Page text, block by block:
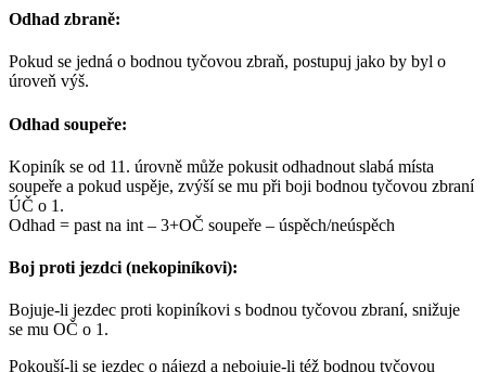
Odhad zbraně:
Pokud se jedná o bodnou tyčovou zbraň, postupuj jako by byl o
úroveň výš.
Odhad soupeře:
Kopiník se od 11. úrovně může pokusit odhadnout slabá místa
soupeře a pokud uspěje, zvýší se mu při boji bodnou tyčovou zbraní
ÚČ o 1.
Odhad = past na int – 3+OČ soupeře – úspěch/neúspěch
Boj proti jezdci (nekopiníkovi):
Bojuje-li jezdec proti kopiníkovi s bodnou tyčovou zbraní, snižuje
se mu OČ o 1.
Pokouší-li se jezdec o nájezd a nebojuje-li též bodnou tyčovou